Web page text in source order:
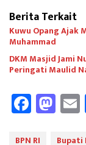
Berita Terkait
Kuwu Opang Ajak
Muhammad
DKM Masjid Jami
Peringati Maulid
Fa
ce
M
as
BPN RI Bupati